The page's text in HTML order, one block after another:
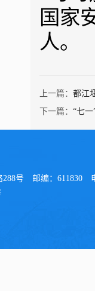
国家
人。
上一篇： 都江
下一篇： “七
288号 邮编：611830